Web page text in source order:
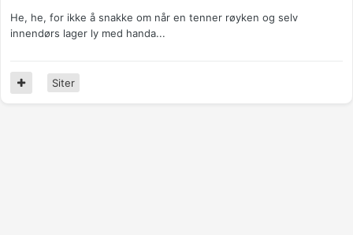
He, he, for ikke å snakke om når en tenner røyken og selv
innendørs lager ly med handa...
Siter